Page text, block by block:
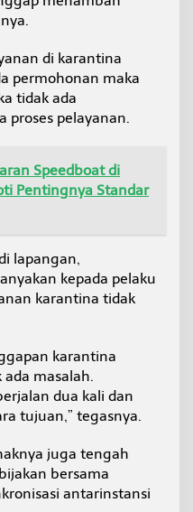
di karantina
permohonan maka
tidak ada
proses pelayanan.
Speedboat di
Pentingnya Standar
lapangan,
kepada pelaku
karantina tidak
karantina
masalah.
dua kali dan
tujuan,” tegasnya.
juga tengah
bersama
antarinstansi